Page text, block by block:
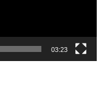
03:23